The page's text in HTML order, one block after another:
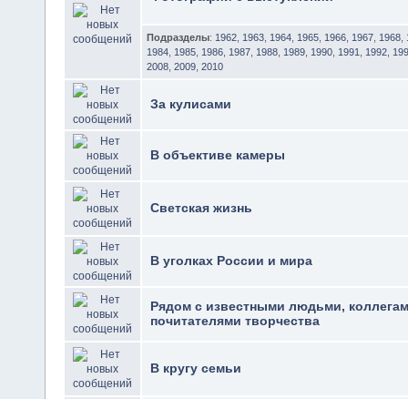
Подразделы: 1962 1963 1964 1965 1966 1967 1968
1984 1985 1986 1987 1988 1989 1990 1991 1992
2008 2009 2010
За кулисами
В объективе камеры
Светская жизнь
В уголках России и мира
Рядом с известными людьми,
почитателями творчества
В кругу семьи